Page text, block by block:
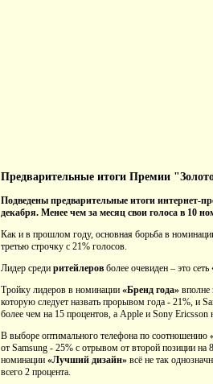
Предварительные итоги Премии
Подведены предварительные итоги интернет-
декабря. Менее чем за месяц свои голоса в 10
Как и в прошлом году, основная борьба в
третью строчку с 21% голосов.
Лидер среди ритейлеров более очевиден – это
Тройку лидеров в номинации «Бренд года» вполне
которую следует назвать прорывом года - 21%, и
более чем на 15 процентов, а Apple и Sony Ericsson
В выборе оптимального телефона по соотношению
от Samsung - 25% с отрывом от второй позиции
номинации «Лучший дизайн» всё не так
всего 2 процента.